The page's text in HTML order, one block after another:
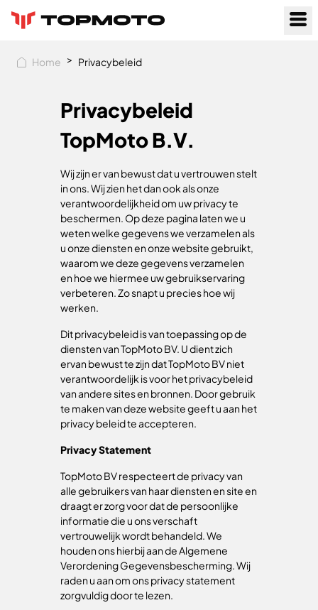
Home > Privacybeleid
Privacybeleid
TopMoto B.V.
Wij zijn er van bewust dat u vertrouwen stelt
in ons. Wij zien het dan ook als onze
verantwoordelijkheid om uw privacy te
beschermen. Op deze pagina laten we u
weten welke gegevens we verzamelen als
u onze diensten en onze website gebruikt,
waarom we deze gegevens verzamelen
en hoe we hiermee uw gebruikservaring
verbeteren. Zo snapt u precies hoe wij
werken.
Dit privacybeleid is van toepassing op de
diensten van TopMoto BV. U dient zich
ervan bewust te zijn dat TopMoto BV niet
verantwoordelijk is voor het privacybeleid
van andere sites en bronnen. Door gebruik
te maken van deze website geeft u aan het
privacy beleid te accepteren.
Privacy Statement
TopMoto BV respecteert de privacy van
alle gebruikers van haar diensten en site en
draagt er zorg voor dat de persoonlijke
informatie die u ons verschaft
vertrouwelijk wordt behandeld. We
houden ons hierbij aan de Algemene
Verordening Gegevensbescherming. Wij
raden u aan om ons privacy statement
zorgvuldig door te lezen.